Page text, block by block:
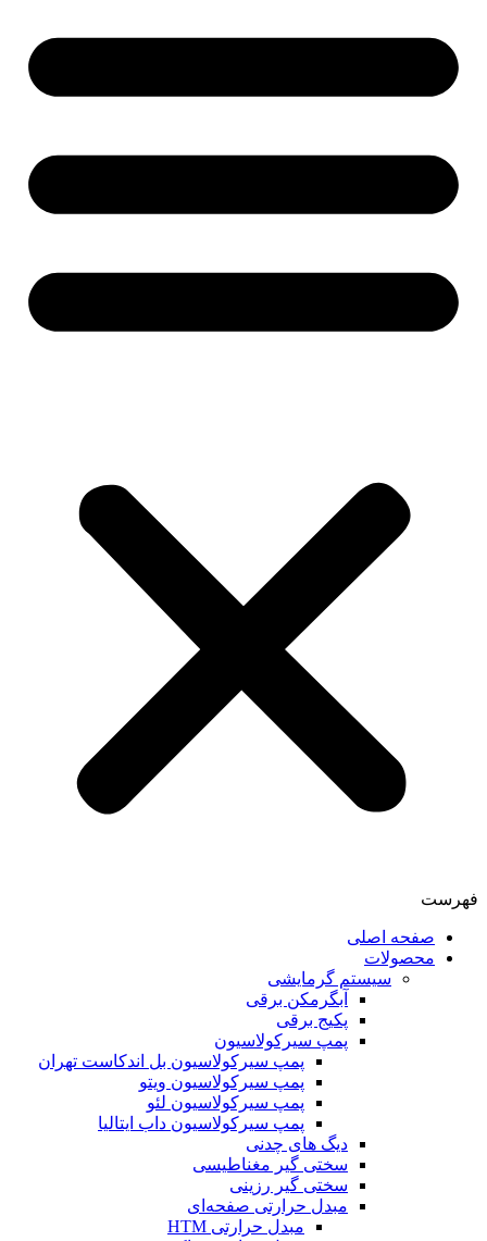
فهرست
صفحه اصلی
محصولات
سیستم گرمایشی
آبگرمکن برقی
پکیج برقی
پمپ سیرکولاسیون
پمپ سیرکولاسیون بل اندکاست تهران
پمپ سیرکولاسیون ویتو
پمپ سیرکولاسیون لئو
پمپ سیرکولاسیون داب ایتالیا
دیگ های چدنی
سختی گیر مغناطیسی
سختی گیر رزینی
مبدل حرارتی صفحه‌ای
مبدل حرارتی HTM‎